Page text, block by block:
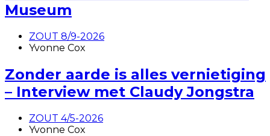
Museum
ZOUT 8/9-2026
Yvonne Cox
Zonder aarde is alles vernietiging
– Interview met Claudy Jongstra
ZOUT 4/5-2026
Yvonne Cox